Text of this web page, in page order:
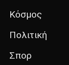
Κόσμος
Πολιτική
Σπορ